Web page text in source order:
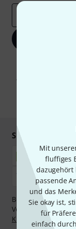
Mit
fluffiges
dazugehört
passende
und das
Sie okay ist,
für
einfach
Mit Klick auf „Jetzt
Werbung und einer
Abmeldung ist
Sicher
Bezahlen Sie
Vorkasse, PayPal,
Klarna